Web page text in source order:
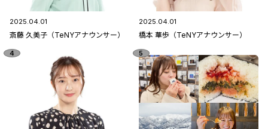
2025.04.01
斎藤 久美子（TeNYアナウンサー）
2025.04.01
橋本 華歩（TeNYアナウンサー）